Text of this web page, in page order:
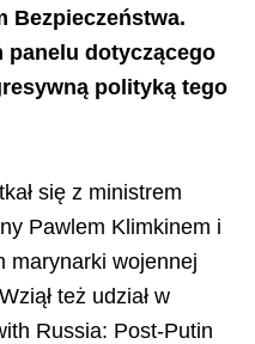
Bezpieczeństwa.
panelu dotyczącego
polityką tego
się z ministrem
Pawlem Klimkinem i
marynarki wojennej
też udział w
Russia: Post-Putin